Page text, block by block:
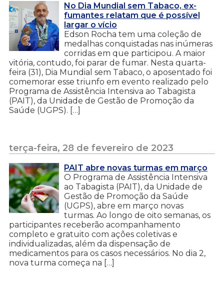
No Dia Mundial sem Tabaco, ex-
fumantes relatam que é possível
largar o vício
Edson Rocha tem uma coleção de
medalhas conquistadas nas inúmeras
corridas em que participou. A maior
vitória, contudo, foi parar de fumar. Nesta quarta-
feira (31), Dia Mundial sem Tabaco, o aposentado foi
comemorar esse triunfo em evento realizado pelo
Programa de Assistência Intensiva ao Tabagista
(PAIT), da Unidade de Gestão de Promoção da
Saúde (UGPS). […]
terça-feira, 28 de fevereiro de 2023
PAIT abre novas turmas em março
O Programa de Assistência Intensiva
ao Tabagista (PAIT), da Unidade de
Gestão de Promoção da Saúde
(UGPS), abre em março novas
turmas. Ao longo de oito semanas, os
participantes receberão acompanhamento
completo e gratuito com ações coletivas e
individualizadas, além da dispensação de
medicamentos para os casos necessários. No dia 2,
nova turma começa na […]